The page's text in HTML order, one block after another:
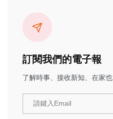
訂閱我們的電子報
了解時事、接收新知、在家
請鍵入Email